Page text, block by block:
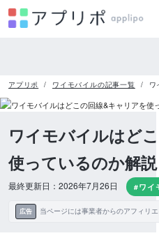
アプリポ ワイモバイルの記事一覧 ワ
ワイモバイルはど
使っているのか解説
最終更新日：2026年7月26日 #ワイ
広告 当ページには事業者からのアフィリ